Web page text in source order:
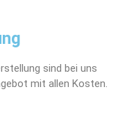
sind bei uns
mit allen Kosten.